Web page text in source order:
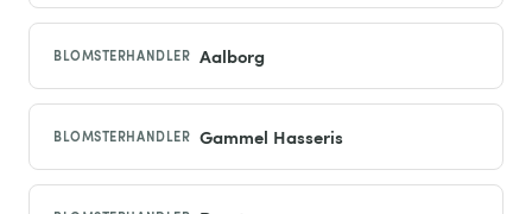
BLOMSTERHANDLER Aalborg
BLOMSTERHANDLER Gammel Hasseris